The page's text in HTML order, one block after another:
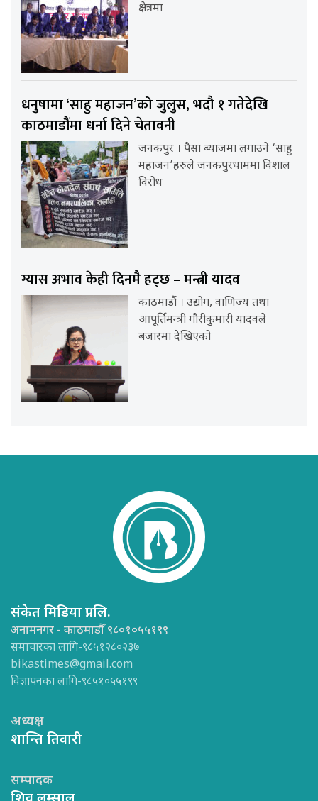
क्षेत्रमा
धनुषामा ‘साहु महाजन’को जुलुस, भदौ १ गतेदेखि
काठमाडौंमा धर्ना दिने चेतावनी
जनकपुर । पैसा ब्याजमा लगाउने ‘साहु
महाजन’हरुले जनकपुरधाममा विशाल
विरोध
ग्यास अभाव केही दिनमै हट्छ – मन्त्री यादव
काठमाडौं । उद्योग, वाणिज्य तथा
आपूर्तिमन्त्री गौरीकुमारी यादवले
बजारमा देखिएको
संकेत मिडिया प्रा.लि.
अनामनगर - काठमाडौँ ९८०१०५५१९९
समाचारका लागि-९८५१२८०२३७
bikastimes@gmail.com
विज्ञापनका लागि-९८५१०५५१९९
अध्यक्ष
शान्ति तिवारी
सम्पादक